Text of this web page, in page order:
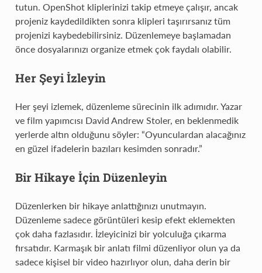
tutun. OpenShot kliplerinizi takip etmeye çalışır, ancak
projeniz kaydedildikten sonra klipleri taşırırsanız tüm
projenizi kaybedebilirsiniz. Düzenlemeye başlamadan
önce dosyalarınızı organize etmek çok faydalı olabilir.
Her Şeyi İzleyin
Her şeyi izlemek, düzenleme sürecinin ilk adımıdır. Yazar
ve film yapımcısı David Andrew Stoler, en beklenmedik
yerlerde altın olduğunu söyler: “Oyunculardan alacağınız
en güzel ifadelerin bazıları kesimden sonradır.”
Bir Hikaye İçin Düzenleyin
Düzenlerken bir hikaye anlattığınızı unutmayın.
Düzenleme sadece görüntüleri kesip efekt eklemekten
çok daha fazlasıdır. İzleyicinizi bir yolculuğa çıkarma
fırsatıdır. Karmaşık bir anlatı filmi düzenliyor olun ya da
sadece kişisel bir video hazırlıyor olun, daha derin bir